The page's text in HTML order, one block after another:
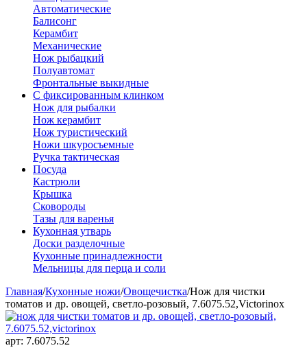
Автоматические
Балисонг
Керамбит
Механические
Нож рыбацкий
Полуавтомат
Фронтальные выкидные
С фиксированным клинком
Нож для рыбалки
Нож керамбит
Нож туристический
Ножи шкуросъемные
Ручка тактическая
Посуда
Кастрюли
Крышка
Сковороды
Тазы для варенья
Кухонная утварь
Доски разделочные
Кухонные принадлежности
Мельницы для перца и соли
Главная/Кухонные ножи/Овощечистка/Нож для чистки
томатов и др. овощей, светло-розовый, 7.6075.52,Victorinox
арт: 7.6075.52